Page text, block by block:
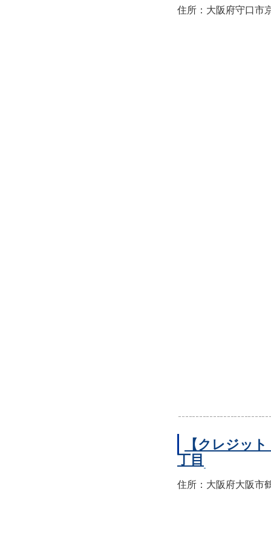
住所：大阪府守口市
【クレジッ
丁目
住所：大阪府大阪市